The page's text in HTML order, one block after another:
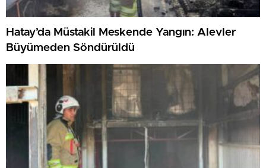
Hatay’da Müstakil Meskende Yangın: Alevler
Büyümeden Söndürüldü